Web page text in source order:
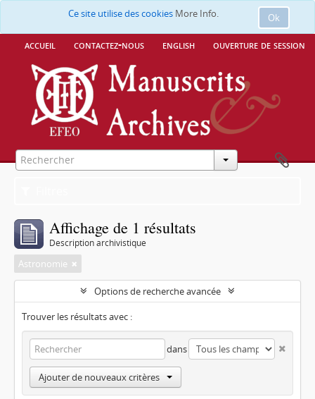
Ok
Ce site utilise des cookies More Info.
accueil contactez-nous english ouverture de session
Affichage de 1 résultats
Description archivistique
Astronomie
Options de recherche avancée
Trouver les résultats avec :
dans
Ajouter de nouveaux critères